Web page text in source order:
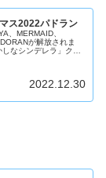
ス2022パドラン
、MERMAID、
が解放されま
なシンデレラ」クリ
2022.12.30